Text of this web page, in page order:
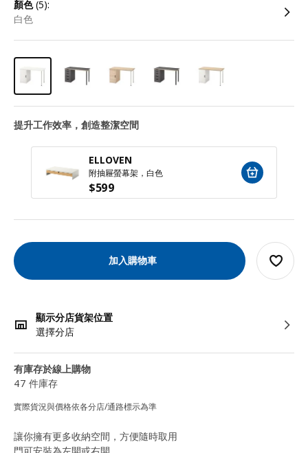
顏色(5):
白色
提升工作效率，創造整潔空間
ELLOVEN
附抽屜螢幕架，白色
$599
加入購物車
顯示分店貨架位置
選擇分店
有庫存於線上購物
47 件庫存
實際貨況與價格依各分店/通路標示為準
讓你擁有更多收納空間，方便隨時取用
門可安裝為左開或右開